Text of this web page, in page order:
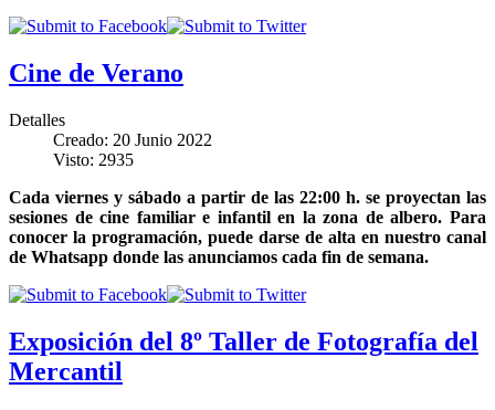
Cine de Verano
Detalles
Creado: 20 Junio 2022
Visto: 2935
Cada viernes y sábado a partir de las 22:00 h. se proyectan las
sesiones de cine familiar e infantil en la zona de albero. Para
conocer la programación, puede darse de alta en nuestro canal
de Whatsapp donde las anunciamos cada fin de semana.
Exposición del 8º Taller de Fotografía del
Mercantil